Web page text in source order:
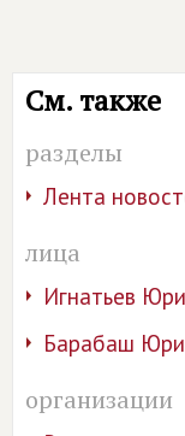
См. также
разделы
Лента
лица
Игнатьев
Барабаш
организации